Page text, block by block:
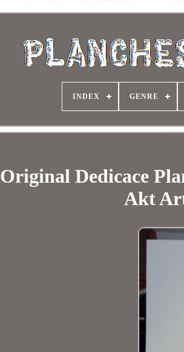
INDEX GENRE
Dedicace
Akt